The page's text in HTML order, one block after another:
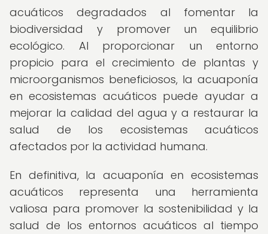
acuáticos degradados al fomentar la
biodiversidad y promover un equilibrio
ecológico. Al proporcionar un entorno
propicio para el crecimiento de plantas y
microorganismos beneficiosos, la acuaponía
en ecosistemas acuáticos puede ayudar a
mejorar la calidad del agua y a restaurar la
salud de los ecosistemas acuáticos
afectados por la actividad humana.
En definitiva, la acuaponía en ecosistemas
acuáticos representa una herramienta
valiosa para promover la sostenibilidad y la
salud de los entornos acuáticos al tiempo